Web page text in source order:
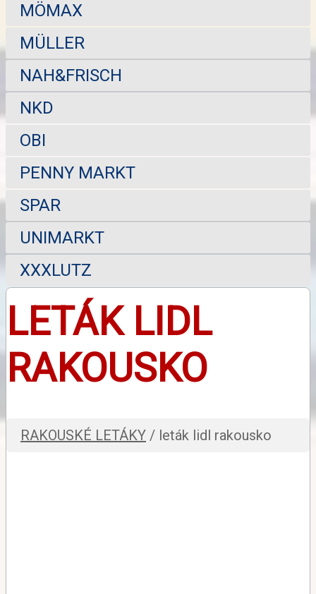
MÖMAX
MÜLLER
NAH&FRISCH
NKD
OBI
PENNY MARKT
SPAR
UNIMARKT
XXXLUTZ
LETÁK LIDL
RAKOUSKO
RAKOUSKÉ LETÁKY / leták lidl rakousko